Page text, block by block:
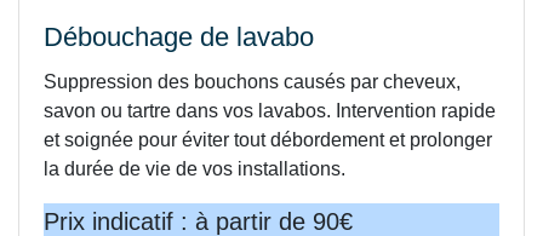
Débouchage de lavabo
Suppression des bouchons causés par cheveux,
savon ou tartre dans vos lavabos. Intervention rapide
et soignée pour éviter tout débordement et prolonger
la durée de vie de vos installations.
Prix indicatif : à partir de 90€